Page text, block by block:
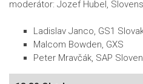
moderátor: Jozef Hubel,
Ladislav Janco, GS1
Malcom Bowden, GXS
Peter Mravčák, SAP